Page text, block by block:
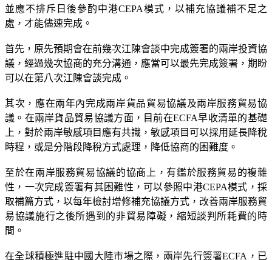
並應不排斥日後參酌中港CEPA模式，以補充協議補不足之
處，才能儘速完成。
首先，原先預期會在前幾次江陳會談中完成簽署的兩岸投資協
議，經過幾次協商的充分溝通，應當可以最先完成簽署，期盼
可以在第八次江陳會談完成。
其次，應在兩年內完成兩岸貨品貿易協議及兩岸服務貿易協
議。在兩岸貨品貿易協議方面，目前在ECFA早收清單的基礎
上，對於兩岸敏感項目應有共識，敏感項目可以採用延長降稅
時程，或是分階段降稅方式處理，降低協商的困難度。
至於在兩岸服務貿易協議的協商上，有鑑於服務貿易的複雜
性，一次完成簽署有其困難性，可以參照中港CEPA模式，採
取補篇方式，以每年檢討增修補充協議方式，改善兩岸服務貿
易協議施行之後所遇到的非貿易障礙，縮短談判所耗費的時
間。
在全球積極進駐中國大陸市場之際，兩岸先行簽署ECFA，已